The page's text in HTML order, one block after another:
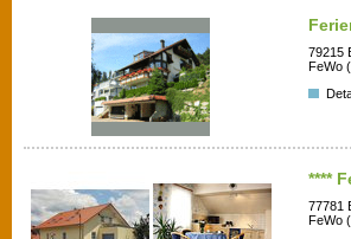
79215
FeWo
****
77781
FeWo